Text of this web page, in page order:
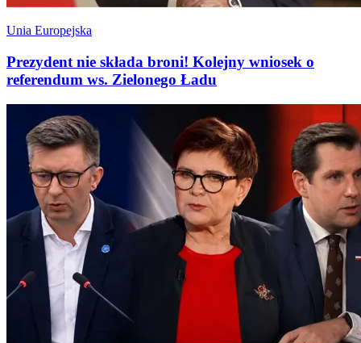
Unia Europejska
Prezydent nie składa broni! Kolejny wniosek o
referendum ws. Zielonego Ładu